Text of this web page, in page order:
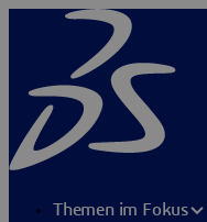
Themen im Fokus